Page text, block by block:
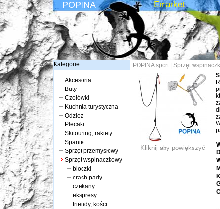
POPINA Emarket
Kategorie
Akcesoria
Buty
Czołówki
Kuchnia turystyczna
Odzież
Plecaki
Skitouring, rakiety
Spanie
Sprzęt przemysłowy
Sprzęt wspinaczkowy
bloczki
crash pady
czekany
ekspresy
friendy, kości
POPINA sport| Sprzęt
Kliknij aby powiększyć